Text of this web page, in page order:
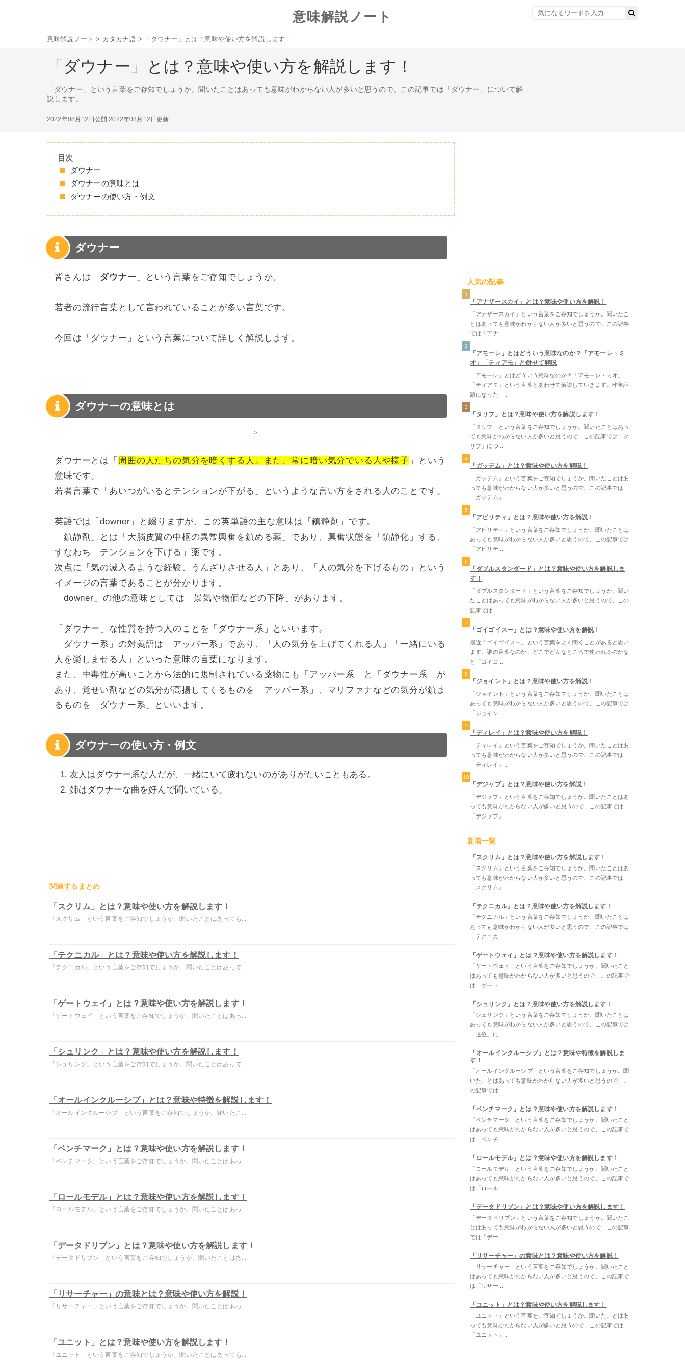
意味解説ノート
意味解説ノート > カタカナ語 > 「ダウナー」とは？意味や使い方を解説します！
「ダウナー」とは？意味や使い方を解説します！
「ダウナー」という言葉をご存知でしょうか。聞いたことはあっても意味がわからない人が多いと思うので、この記事では「ダウナー」について解
説します。
2022年08月12日公開 2022年08月12日更新
目次
ダウナー
ダウナーの意味とは
ダウナーの使い方・例文
ダウナー
皆さんは「 ダウナー 」という言葉をご存知でしょうか。
若者の流行言葉として言われていることが多い言葉です。
今回は「ダウナー」という言葉について詳しく解説します。
ダウナーの意味とは
>
ダウナーとは「 周囲の人たちの気分を暗くする人。また、常に暗い気分でいる人や様子 」という
意味です。
若者言葉で「あいつがいるとテンションが下がる」というような言い方をされる人のことです。
英語では「downer」と綴りますが、この英単語の主な意味は「鎮静剤」です。
「鎮静剤」とは「大脳皮質の中枢の異常興奮を鎮める薬」であり、興奮状態を「鎮静化」する、
すなわち「テンションを下げる」薬です。
次点に「気の滅入るような経験、うんざりさせる人」とあり、「人の気分を下げるもの」という
イメージの言葉であることが分かります。
「downer」の他の意味としては「景気や物価などの下降」があります。
「ダウナー」な性質を持つ人のことを「ダウナー系」といいます。
「ダウナー系」の対義語は「アッパー系」であり、「人の気分を上げてくれる人」「一緒にいる
人を楽しませる人」といった意味の言葉になります。
また、中毒性が高いことから法的に規制されている薬物にも「アッパー系」と「ダウナー系」が
あり、覚せい剤などの気分が高揚してくるものを「アッパー系」、マリファナなどの気分が鎮ま
るものを「ダウナー系」といいます。
ダウナーの使い方・例文
友人はダウナー系な人だが、一緒にいて疲れないのがありがたいこともある。
姉はダウナーな曲を好んで聞いている。
関連するまとめ
「スクリム」とは？意味や使い方を解説します！
「スクリム」という言葉をご存知でしょうか。聞いたことはあっても...
「テクニカル」とは？意味や使い方を解説します！
「テクニカル」という言葉をご存知でしょうか。聞いたことはあって...
「ゲートウェイ」とは？意味や使い方を解説します！
「ゲートウェイ」という言葉をご存知でしょうか。聞いたことはあっ...
「シュリンク」とは？意味や使い方を解説します！
「シュリンク」という言葉をご存知でしょうか。聞いたことはあって...
「オールインクルーシブ」とは？意味や特徴を解説します！
「オールインクルーシブ」という言葉をご存知でしょうか。聞いたこ...
「ベンチマーク」とは？意味や使い方を解説します！
「ベンチマーク」という言葉をご存知でしょうか。聞いたことはあっ...
「ロールモデル」とは？意味や使い方を解説します！
「ロールモデル」という言葉をご存知でしょうか。聞いたことはあっ...
「データドリブン」とは？意味や使い方を解説します！
「データドリブン」という言葉をご存知でしょうか。聞いたことはあ...
「リサーチャー」の意味とは？意味や使い方を解説！
「リサーチャー」という言葉をご存知でしょうか。聞いたことはあっ...
「ユニット」とは？意味や使い方を解説します！
「ユニット」という言葉をご存知でしょうか。聞いたことはあっても...
人気の記事
1
「アナザースカイ」とは？意味や使い方を解説！
「アナザースカイ」という言葉をご存知でしょうか。聞いたこ
とはあっても意味がわからない人が多いと思うので、この記事
では「アナ...
2
「アモーレ」とはどういう意味なのか？「アモーレ・ミ
オ」「ティアモ」と併せて解説
「アモーレ」とはどういう意味なのか？「アモーレ・ミオ」
「ティアモ」という言葉とあわせて解説していきます。昨年話
題になった「...
3
「タリフ」とは？意味や使い方を解説します！
「タリフ」という言葉をご存知でしょうか。聞いたことはあっ
ても意味がわからない人が多いと思うので、この記事では「タ
リフ」につ...
4
「ガッデム」とは？意味や使い方を解説！
「ガッデム」という言葉をご存知でしょうか。聞いたことはあ
っても意味がわからない人が多いと思うので、この記事では
「ガッデム」...
5
「アビリティ」とは？意味や使い方を解説！
「アビリティ」という言葉をご存知でしょうか。聞いたことは
あっても意味がわからない人が多いと思うので、この記事では
「アビリテ...
6
「ダブルスタンダード」とは？意味や使い方を解説しま
す！
「ダブルスタンダード」という言葉をご存知でしょうか。聞い
たことはあっても意味がわからない人が多いと思うので、この
記事では「...
7
「ゴイゴイスー」とは？意味や使い方を解説！
最近「ゴイゴイスー」という言葉をよく聞くことがあると思い
ます。誰の言葉なのか、どこでどんなところで使われるのかな
ど「ゴイゴ...
8
「ジョイント」とは？意味や使い方を解説！
「ジョイント」という言葉をご存知でしょうか。聞いたことは
あっても意味がわからない人が多いと思うので、この記事では
「ジョイン...
9
「ディレイ」とは？意味や使い方を解説！
「ディレイ」という言葉をご存知でしょうか。聞いたことはあ
っても意味がわからない人が多いと思うので、この記事では
「ディレイ」...
10
「デジャブ」とは？意味や使い方を解説！
「デジャブ」という言葉をご存知でしょうか。聞いたことはあ
っても意味がわからない人が多いと思うので、この記事では
「デジャブ」...
新着一覧
「スクリム」とは？意味や使い方を解説します！
「スクリム」という言葉をご存知でしょうか。聞いたことはあ
っても意味がわからない人が多いと思うので、この記事では
「スクリム」...
「テクニカル」とは？意味や使い方を解説します！
「テクニカル」という言葉をご存知でしょうか。聞いたことは
あっても意味がわからない人が多いと思うので、この記事では
「テクニカ...
「ゲートウェイ」とは？意味や使い方を解説します！
「ゲートウェイ」という言葉をご存知でしょうか。聞いたこと
はあっても意味がわからない人が多いと思うので、この記事で
は「ゲート...
「シュリンク」とは？意味や使い方を解説します！
「シュリンク」という言葉をご存知でしょうか。聞いたことは
あっても意味がわからない人が多いと思うので、この記事では
「退位」に...
「オールインクルーシブ」とは？意味や特徴を解説しま
す！
「オールインクルーシブ」という言葉をご存知でしょうか。聞
いたことはあっても意味がわからない人が多いと思うので、こ
の記事では...
「ベンチマーク」とは？意味や使い方を解説します！
「ベンチマーク」という言葉をご存知でしょうか。聞いたこと
はあっても意味がわからない人が多いと思うので、この記事で
は「ベンチ...
「ロールモデル」とは？意味や使い方を解説します！
「ロールモデル」という言葉をご存知でしょうか。聞いたこと
はあっても意味がわからない人が多いと思うので、この記事で
は「ロール...
「データドリブン」とは？意味や使い方を解説します！
「データドリブン」という言葉をご存知でしょうか。聞いたこ
とはあっても意味がわからない人が多いと思うので、この記事
では「デー...
「リサーチャー」の意味とは？意味や使い方を解説！
「リサーチャー」という言葉をご存知でしょうか。聞いたこと
はあっても意味がわからない人が多いと思うので、この記事で
は「リサー...
「ユニット」とは？意味や使い方を解説します！
「ユニット」という言葉をご存知でしょうか。聞いたことはあ
っても意味がわからない人が多いと思うので、この記事では
「ユニット」...